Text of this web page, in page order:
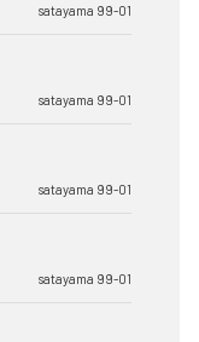
satayama 99-01
satayama 99-01
satayama 99-01
satayama 99-01